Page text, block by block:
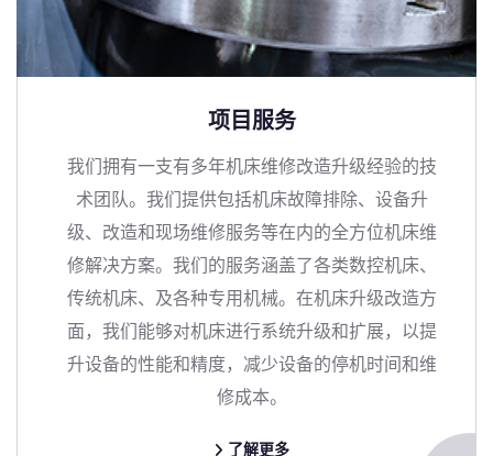
项目服务
我们拥有一支有多年机床维修改造升级经验的技
术团队。我们提供包括机床故障排除、设备升
级、改造和现场维修服务等在内的全方位机床维
修解决方案。我们的服务涵盖了各类数控机床、
传统机床、及各种专用机械。在机床升级改造方
面，我们能够对机床进行系统升级和扩展，以提
升设备的性能和精度，减少设备的停机时间和维
修成本。
了解更多